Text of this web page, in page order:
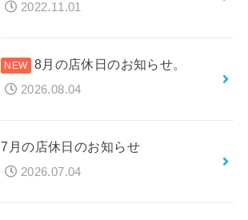
2022.11.01
8月の店休日のお知らせ。
2026.08.04
7月の店休日のお知らせ
2026.07.04